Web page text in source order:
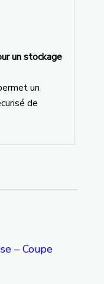
un stockage
un
de
– Coupe